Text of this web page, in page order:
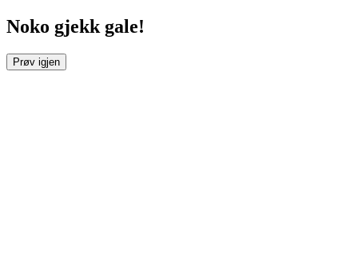
Noko gjekk gale!
Prøv igjen